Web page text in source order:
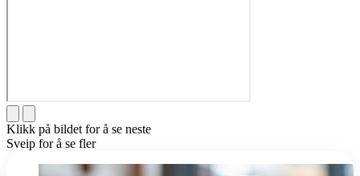
Klikk på bildet for å se neste
Sveip for å se fler